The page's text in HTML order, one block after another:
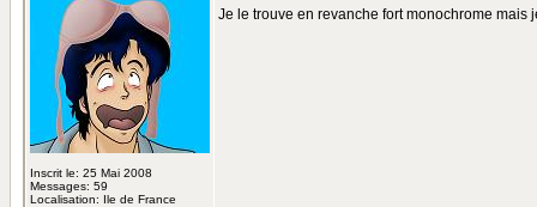
Inscrit le: 25 Mai 2008
Messages: 59
Localisation: Ile de France
Je le trouve en revanche fort monochrome